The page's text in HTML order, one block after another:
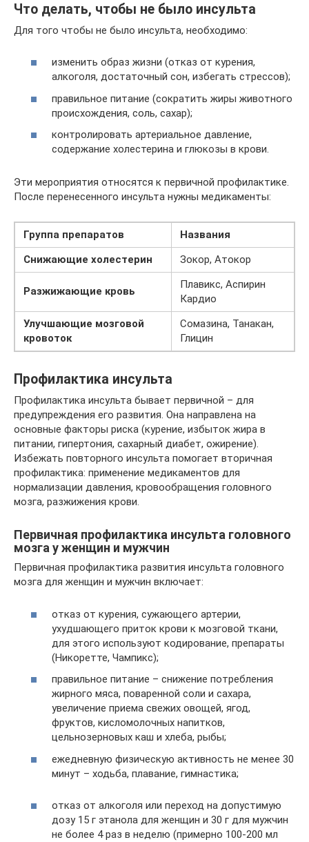
Что делать, чтобы не было инсульта
Для того чтобы не было инсульта, необходимо:
изменить образ жизни (отказ от курения,
алкоголя, достаточный сон, избегать стрессов);
правильное питание (сократить жиры животного
происхождения, соль, сахар);
контролировать артериальное давление,
содержание холестерина и глюкозы в крови.
Эти мероприятия относятся к первичной профилактике.
После перенесенного инсульта нужны медикаменты:
Группа препаратов
Названия
Снижающие холестерин
Зокор, Атокор
Разжижающие кровь
Плавикс, Аспирин
Кардио
Улучшающие мозговой
кровоток
Сомазина, Танакан,
Глицин
Профилактика инсульта
Профилактика инсульта бывает первичной – для
предупреждения его развития. Она направлена на
основные факторы риска (курение, избыток жира в
питании, гипертония, сахарный диабет, ожирение).
Избежать повторного инсульта помогает вторичная
профилактика: применение медикаментов для
нормализации давления, кровообращения головного
мозга, разжижения крови.
Первичная профилактика инсульта головного
мозга у женщин и мужчин
Первичная профилактика развития инсульта головного
мозга для женщин и мужчин включает:
отказ от курения, сужающего артерии,
ухудшающего приток крови к мозговой ткани,
для этого используют кодирование, препараты
(Никоретте, Чампикс);
правильное питание – снижение потребления
жирного мяса, поваренной соли и сахара,
увеличение приема свежих овощей, ягод,
фруктов, кисломолочных напитков,
цельнозерновых каш и хлеба, рыбы;
ежедневную физическую активность не менее 30
минут – ходьба, плавание, гимнастика;
отказ от алкоголя или переход на допустимую
дозу 15 г этанола для женщин и 30 г для мужчин
не более 4 раз в неделю (примерно 100-200 мл